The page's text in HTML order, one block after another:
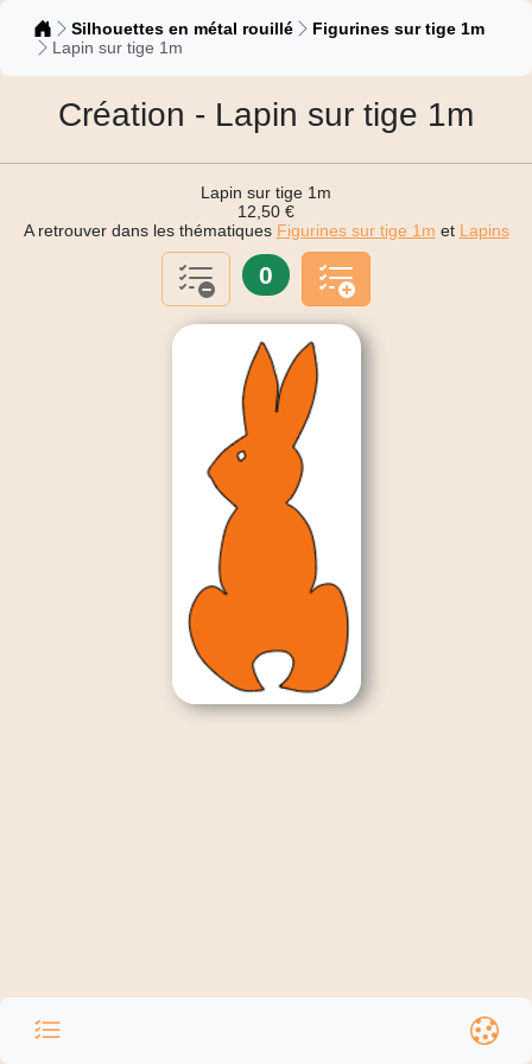
Catalogue
Silhouettes en métal rouillé
Figurines sur tige 1m
Lapin sur tige 1m
Création - Lapin sur tige 1m
Lapin sur tige 1m
12,50 €
A retrouver dans les thématiques Figurines sur tige 1m et Lapins
0